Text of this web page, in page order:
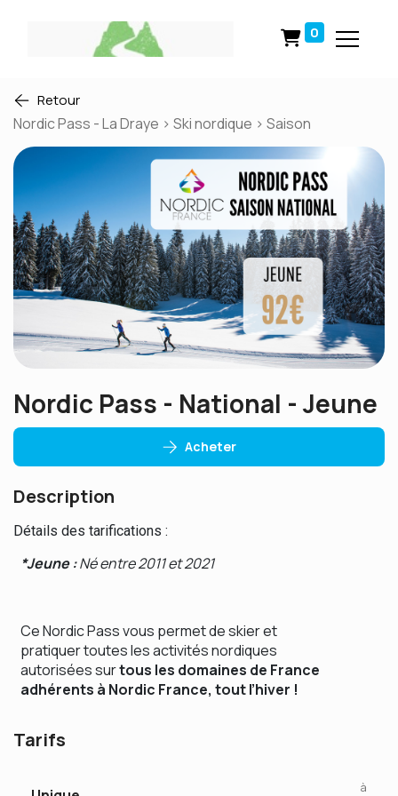
0
Retour
Nordic Pass - La Draye > Ski nordique > Saison
Nordic Pass - National - Jeune
Acheter
Description
Détails des tarifications :
*Jeune :Né entre 2011 et 2021
Ce Nordic Pass vous permet de skier et
pratiquer toutes les activités nordiques
autorisées surtous les domaines de France
adhérents à Nordic France, tout l’hiver !
Tarifs
à